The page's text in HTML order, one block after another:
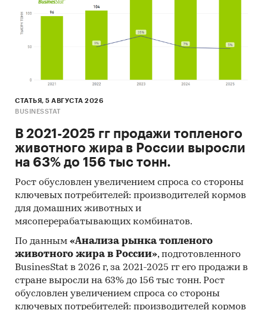
СТАТЬЯ, 5 АВГУСТА 2026
BUSINESSTAT
В 2021-2025 гг продажи топленого
животного жира в России выросли
на 63% до 156 тыс тонн.
Рост обусловлен увеличением спроса со стороны
ключевых потребителей: производителей кормов
для домашних животных и
мясоперерабатывающих комбинатов.
По данным «Анализа рынка топленого
животного жира в России», подготовленного
BusinesStat в 2026 г, за 2021-2025 гг его продажи в
стране выросли на 63% до 156 тыс тонн. Рост
обусловлен увеличением спроса со стороны
ключевых потребителей: производителей кормов